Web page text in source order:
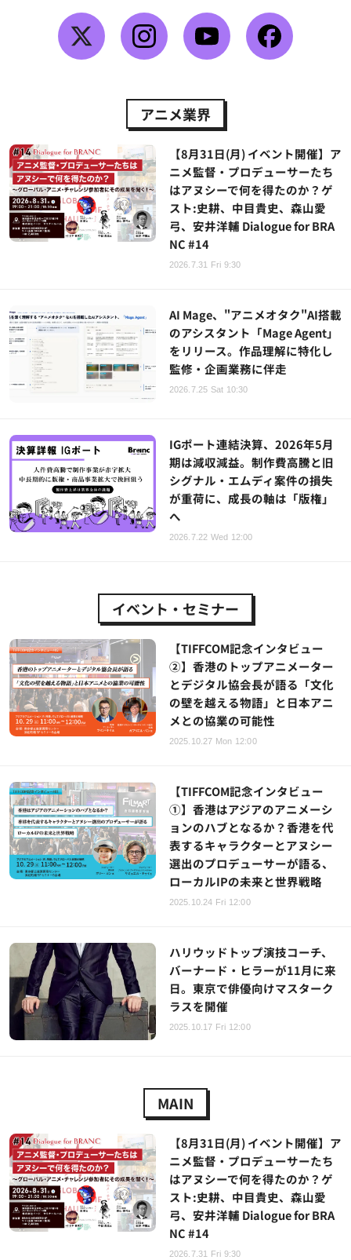
アニメ業界
【8月31日(月) イベント開催】ア
ニメ監督・プロデューサーたち
はアヌシーで何を得たのか？ゲ
スト:史耕、中目貴史、森山愛
弓、安井洋輔 Dialogue for BRA
NC #14
2026.7.31 Fri 9:30
AI Mage、"アニメオタク"AI搭載
のアシスタント「Mage Agent」
をリリース。作品理解に特化し
監修・企画業務に伴走
2026.7.25 Sat 10:30
IGポート連結決算、2026年5月
期は減収減益。制作費高騰と旧
シグナル・エムディ案件の損失
が重荷に、成長の軸は「版権」
へ
2026.7.22 Wed 12:00
イベント・セミナー
【TIFFCOM記念インタビュー
②】香港のトップアニメーター
とデジタル協会長が語る「文化
の壁を越える物語」と日本アニ
メとの協業の可能性
2025.10.27 Mon 12:00
【TIFFCOM記念インタビュー
①】香港はアジアのアニメーシ
ョンのハブとなるか？香港を代
表するキャラクターとアヌシー
選出のプロデューサーが語る、
ローカルIPの未来と世界戦略
2025.10.24 Fri 12:00
ハリウッドトップ演技コーチ、
バーナード・ヒラーが11月に来
日。東京で俳優向けマスターク
ラスを開催
2025.10.17 Fri 12:00
MAIN
【8月31日(月) イベント開催】ア
ニメ監督・プロデューサーたち
はアヌシーで何を得たのか？ゲ
スト:史耕、中目貴史、森山愛
弓、安井洋輔 Dialogue for BRA
NC #14
2026.7.31 Fri 9:30